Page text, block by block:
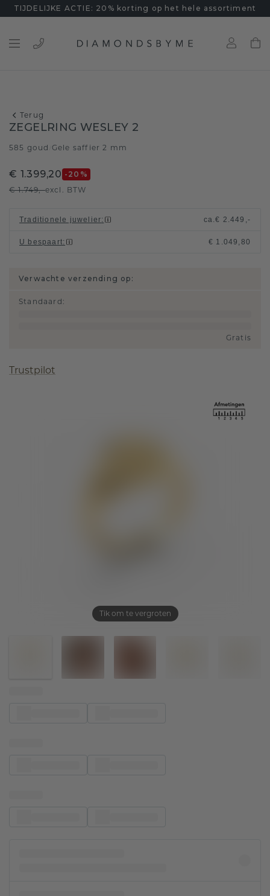
TIJDELIJKE ACTIE: 20% korting op het hele assortiment
Terug
Tik om te vergroten
ZEGELRING WESLEY 2
585 goud Gele saffier 2 mm
€ 1.399,20 -20 %
€ 1.749,-excl. BTW
Traditionele juwelier: ca.€ 2.449,-
U bespaart: € 1.049,80
Verwachte verzending op:
Standaard :
Gratis
Trustpilot